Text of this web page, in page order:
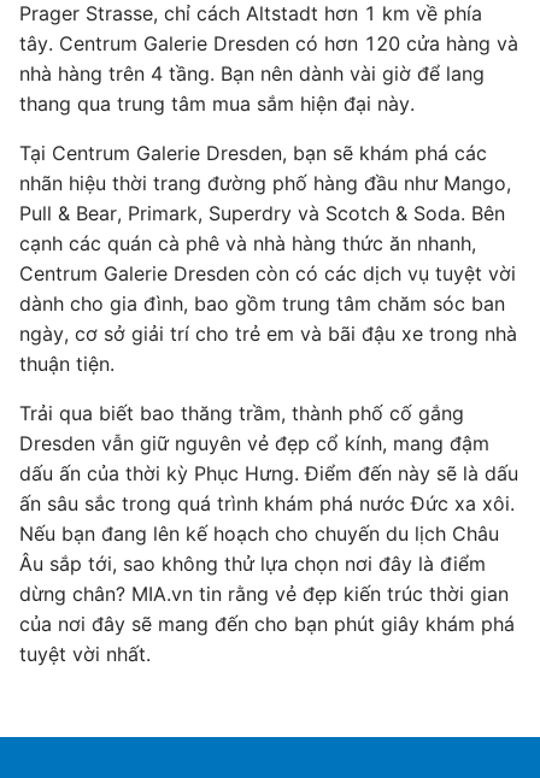
Prager Strasse, chỉ cách Altstadt hơn 1 km về phía
tây. Centrum Galerie Dresden có hơn 120 cửa hàng và
nhà hàng trên 4 tầng. Bạn nên dành vài giờ để lang
thang qua trung tâm mua sắm hiện đại này.
Tại Centrum Galerie Dresden, bạn sẽ khám phá các
nhãn hiệu thời trang đường phố hàng đầu như Mango,
Pull & Bear, Primark, Superdry và Scotch & Soda. Bên
cạnh các quán cà phê và nhà hàng thức ăn nhanh,
Centrum Galerie Dresden còn có các dịch vụ tuyệt vời
dành cho gia đình, bao gồm trung tâm chăm sóc ban
ngày, cơ sở giải trí cho trẻ em và bãi đậu xe trong nhà
thuận tiện.
Trải qua biết bao thăng trầm, thành phố cố gắng
Dresden vẫn giữ nguyên vẻ đẹp cổ kính, mang đậm
dấu ấn của thời kỳ Phục Hưng. Điểm đến này sẽ là dấu
ấn sâu sắc trong quá trình khám phá nước Đức xa xôi.
Nếu bạn đang lên kế hoạch cho chuyến du lịch Châu
Âu sắp tới, sao không thử lựa chọn nơi đây là điểm
dừng chân? MIA.vn tin rằng vẻ đẹp kiến ​​trúc thời gian
của nơi đây sẽ mang đến cho bạn phút giây khám phá
tuyệt vời nhất.